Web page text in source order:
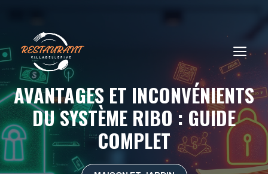
contenu
AVANTAGES ET INCONVÉNIENTS
DU SYSTÈME RIBO : GUIDE
COMPLET